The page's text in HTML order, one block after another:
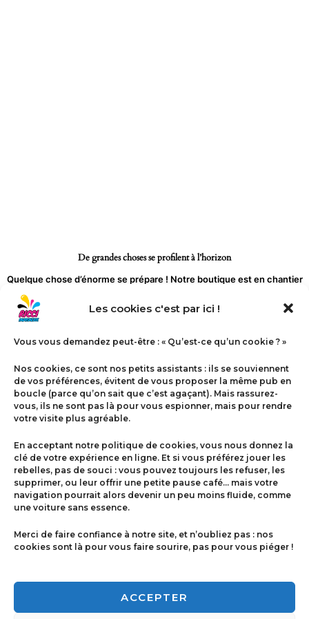
Les cookies c'est par ici !
Vous vous demandez peut-être : « Qu’est-ce qu’un cookie ? »
Nos cookies, ce sont nos petits assistants : ils se souviennent
de vos préférences, évitent de vous proposer la même pub en
boucle (parce qu’on sait que c’est agaçant). Mais rassurez-
vous, ils ne sont pas là pour vous espionner, mais pour rendre
votre visite plus agréable.
En acceptant notre politique de cookies, vous nous donnez la
clé de votre expérience en ligne. Et si vous préférez jouer les
rebelles, pas de souci : vous pouvez toujours les refuser, les
supprimer, ou leur offrir une petite pause café… mais votre
navigation pourrait alors devenir un peu moins fluide, comme
une voiture sans essence.
Merci de faire confiance à notre site, et n’oubliez pas : nos
cookies sont là pour vous faire sourire, pas pour vous piéger !
ACCEPTER
De grandes choses se profilent à l’horizon
Quelque chose d’énorme se prépare ! Notre boutique est en chantier
Contact
Politique de cookies